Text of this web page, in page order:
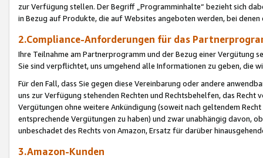
zur Verfügung stellen. Der Begriff „Programminhalte“ bezieht sich
in Bezug auf Produkte, die auf Websites angeboten werden, bei
2.Compliance-Anforderungen für das
Ihre Teilnahme am Partnerprogramm und der Bezug einer Vergütung
Sie sind verpflichtet, uns umgehend alle Informationen zu geben, die
Für den Fall, dass Sie gegen diese Vereinbarung oder andere
uns zur Verfügung stehenden Rechten und Rechtsbehelfen, das
Vergütungen ohne weitere Ankündigung (soweit nach geltendem
entsprechende Vergütungen zu haben) und zwar unabhängig davon,
unbeschadet des Rechts von Amazon, Ersatz für darüber
3.Amazon-Kunden